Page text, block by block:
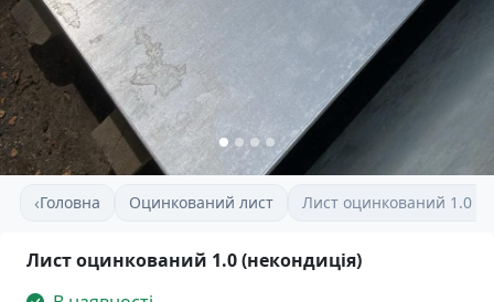
‹Головна Оцинкований лист Лист оцинкований 1.0
Лист оцинкований 1.0 (некондиція)